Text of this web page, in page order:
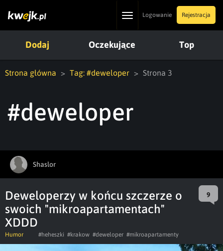
ToggleLogowanie Rejestracja
Dodaj Oczekujące Top
Strona główna Tag: #deweloper Strona 3
#deweloper
Shaslor
Deweloperzy w końcu szczerze o
swoich "mikroapartamentach"
XDDD
9
Humor #heheszki #krakow #deweloper #mikroapartamenty